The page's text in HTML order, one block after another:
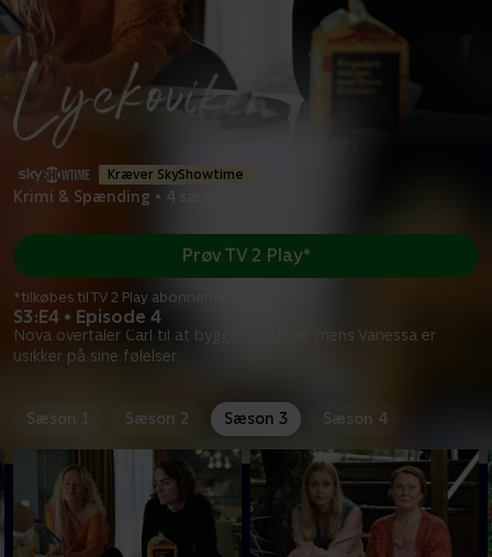
Kræver SkyShowtime
Krimi & Spænding • 4 sæsoner
S3:E4 • Episode 4
Nova overtaler Carl til at bygge et studie, mens Vanessa er
usikker på sine følelser.
Prøv TV 2 Play*
*tilkøbes til TV 2 Play abonnement
Sæson 1 Sæson 2 Sæson 3 Sæson 4